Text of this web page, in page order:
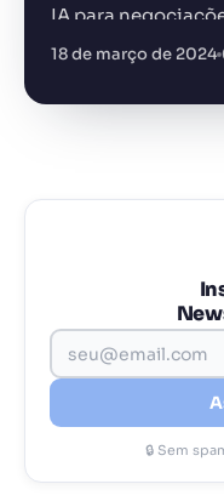
IA para
tarefas que, de
manualmente, de
18 de março de 2024
🔒 Sem